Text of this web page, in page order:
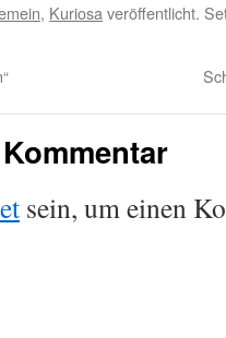
, Kuriosa veröffentlicht.
sein, um einen